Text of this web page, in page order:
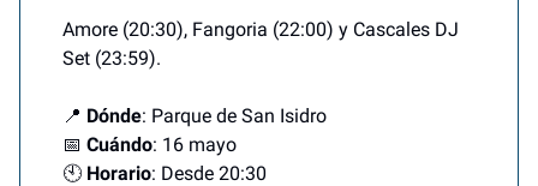
Amore (20:30), Fangoria (22:00) y Cascales DJ
Set (23:59).
📍 Dónde: Parque de San Isidro
📅 Cuándo: 16 mayo
🕙 Horario: Desde 20:30